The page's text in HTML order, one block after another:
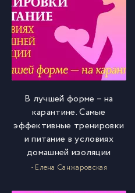
В лучшей форме – на
карантине. Самые
эффективные тренировки
и питание в условиях
домашней изоляции
- Елена Санжаровская